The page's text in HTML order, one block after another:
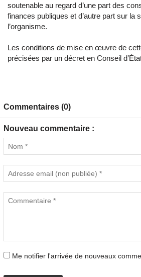
soutenable au regard d’une part des
finances publiques et d’autre part sur la
l’organisme.
Les conditions de mise en œuvre de
précisées par un décret en Conseil
Commentaires (0)
Nouveau commentaire :
Me notifier l'arrivée de nouveaux